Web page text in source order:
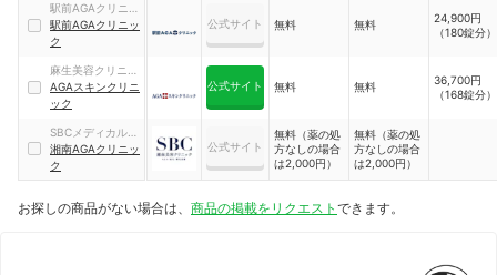
駅前AGAクリニッ
ク
駅前AGAクリニッ
ク
公式サイト 無料 無料
24,900円
（180錠分）
麻生美容クリニッ
クグループ
AGAスキンクリニ
ック
公式サイト 無料 無料
36,700円
（168錠分）
SBCメディカルグ
ループ
湘南AGAクリニッ
ク
公式サイト
無料（薬の処
方なしの場合
は2,000円）
無料（薬の処
方なしの場合
は2,000円）
お探しの商品がない場合は、 商品の掲載をリクエスト できます。